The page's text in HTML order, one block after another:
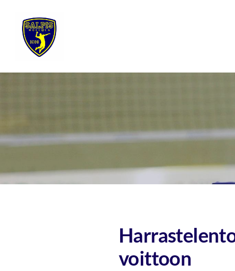
sisältöön
Sivuston etusivulle
voittoon